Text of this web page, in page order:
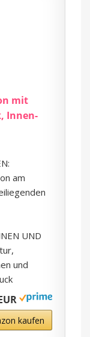
mit
Innen-
am
UND
und
kaufen